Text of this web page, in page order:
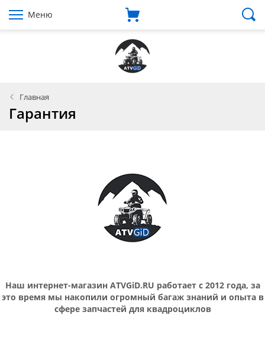
Меню
Главная
Гарантия
Наш интернет-магазин ATVGiD.RU работает с 2012 года, за
это время мы накопили огромный багаж знаний и опыта в
сфере запчастей для квадроциклов